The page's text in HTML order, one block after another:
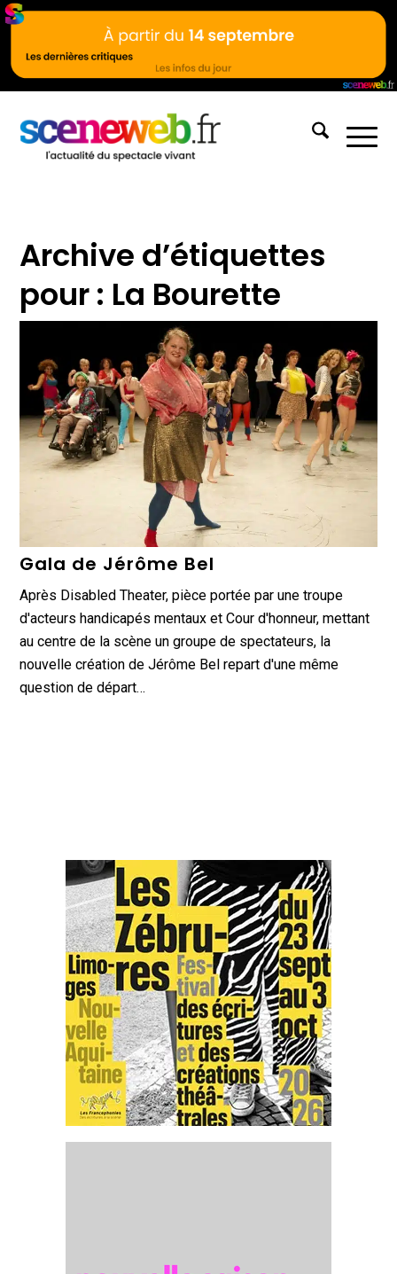
Archive d’étiquettes
pour : La Bourette
Gala de Jérôme Bel
Après Disabled Theater, pièce portée par une troupe
d'acteurs handicapés mentaux et Cour d'honneur, mettant
au centre de la scène un groupe de spectateurs, la
nouvelle création de Jérôme Bel repart d'une même
question de départ…